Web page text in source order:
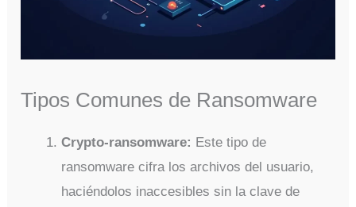
Tipos Comunes de Ransomware
Crypto-ransomware: Este tipo de
ransomware cifra los archivos del usuario,
haciéndolos inaccesibles sin la clave de